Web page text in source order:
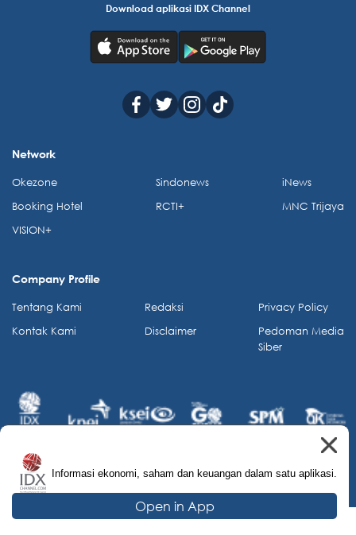
Informasi ekonomi, saham dan keuangan dalam satu aplikasi.
Open in App
Download aplikasi IDX Channel
Network
Okezone
Booking Hotel
VISION+
Sindonews
RCTI+
iNews
MNC Trijaya
Company Profile
Tentang Kami
Kontak Kami
Redaksi
Disclaimer
Privacy Policy
Pedoman Media
Siber
© 2026 IDX Channel. All Rights Reserved.